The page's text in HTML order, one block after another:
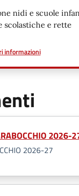
nidi e scuole
scolastiche e rette
informazionia proposito di
2026-
2026-27